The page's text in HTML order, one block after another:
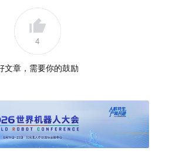
4
文章，需要你的鼓励